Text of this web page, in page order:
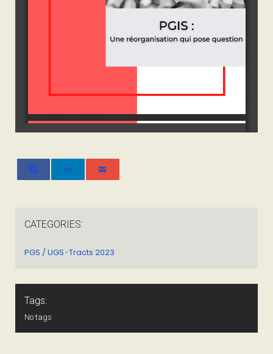
CATEGORIES:
PGS / UGS -Tracts 2023
Tags:
No tags